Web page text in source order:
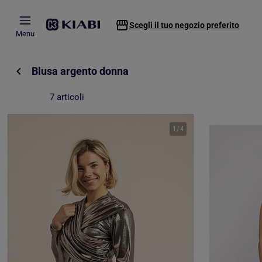
Menu
Scegli il tuo negozio preferito
Blusa argento donna
7 articoli
1 /4